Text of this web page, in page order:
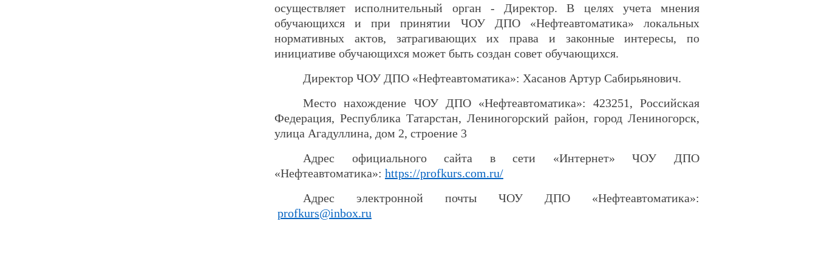
осуществляет исполнительный орган - Директор. В целях учета мнения
обучающихся и при принятии ЧОУ ДПО «Нефтеавтоматика» локальных
нормативных актов, затрагивающих их права и законные интересы, по
инициативе обучающихся может быть создан совет обучающихся.
Директор ЧОУ ДПО «Нефтеавтоматика»: Хасанов Артур Сабирьянович.
Место нахождение ЧОУ ДПО «Нефтеавтоматика»: 423251, Российская
Федерация, Республика Татарстан, Лениногорский район, город Лениногорск,
улица Агадуллина, дом 2, строение 3
Адрес официального сайта в сети «Интернет» ЧОУ ДПО
«Нефтеавтоматика»: https://profkurs.com.ru/
Адрес электронной почты ЧОУ ДПО «Нефтеавтоматика»:
profkurs@inbox.ru